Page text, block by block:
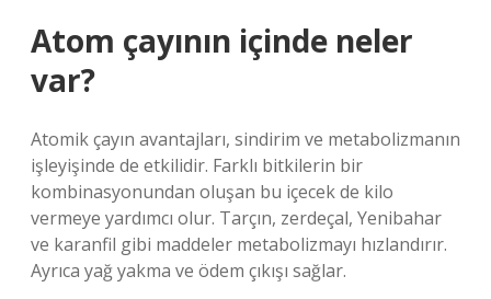
Atom çayının içinde neler
var?
Atomik çayın avantajları, sindirim ve metabolizmanın
işleyişinde de etkilidir. Farklı bitkilerin bir
kombinasyonundan oluşan bu içecek de kilo
vermeye yardımcı olur. Tarçın, zerdeçal, Yenibahar
ve karanfil gibi maddeler metabolizmayı hızlandırır.
Ayrıca yağ yakma ve ödem çıkışı sağlar.